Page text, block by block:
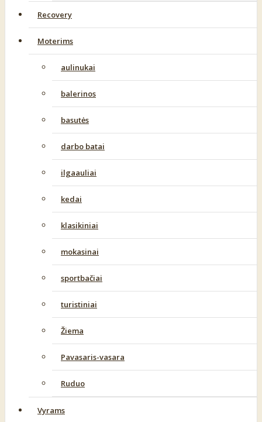
Recovery
Moterims
aulinukai
balerinos
basutės
darbo batai
ilgaauliai
kedai
klasikiniai
mokasinai
sportbačiai
turistiniai
Žiema
Pavasaris-vasara
Ruduo
Vyrams